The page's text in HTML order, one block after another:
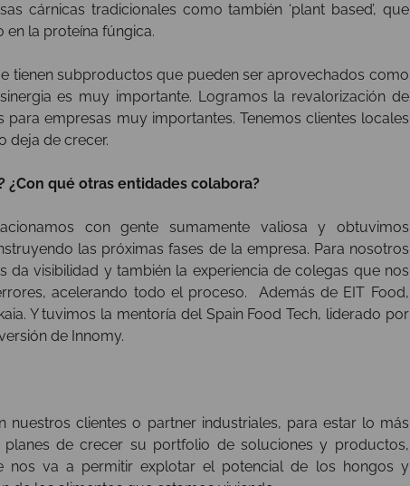
cárnicas tradicionales como también ‘plant based’, que
la proteína fúngica.
tienen subproductos que pueden ser aprovechados como
es muy importante. Logramos la revalorización de
empresas muy importantes. Tenemos clientes locales
deja de crecer.
¿Con qué otras entidades colabora?
con gente sumamente valiosa y obtuvimos
las próximas fases de la empresa. Para nosotros
visibilidad y también la experiencia de colegas que nos
acelerando todo el proceso. Además de EIT Food,
Y tuvimos la mentoría del Spain Food Tech, liderado por
de Innomy.
clientes o partner industriales, para estar lo más
de crecer su portfolio de soluciones y productos,
nos va a permitir explotar el potencial de los hongos y